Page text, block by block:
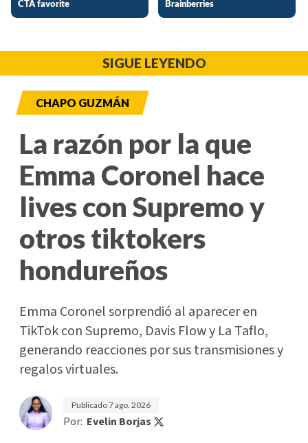
SIGUE LEYENDO
CHAPO GUZMÁN
La razón por la que
Emma Coronel hace
lives con Supremo y
otros tiktokers
hondureños
Emma Coronel sorprendió al aparecer en
TikTok con Supremo, Davis Flow y La Taflo,
generando reacciones por sus transmisiones y
regalos virtuales.
Publicado7 ago. 2026
Por: Evelin Borjas